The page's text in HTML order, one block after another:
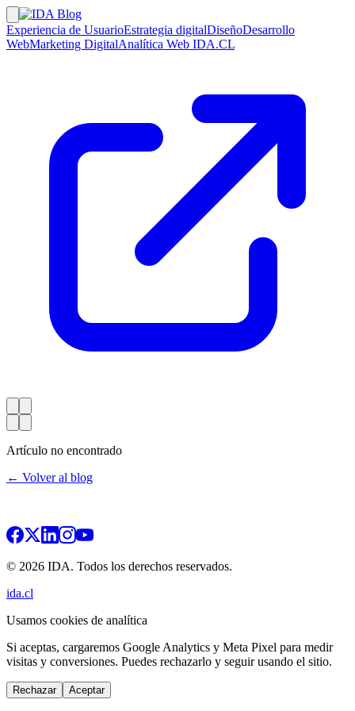
Experiencia de UsuarioEstrategia digitalDiseñoDesarrollo
WebMarketing DigitalAnalítica Web IDA.CL
Artículo no encontrado
← Volver al blog
© 2026 IDA. Todos los derechos reservados.
ida.cl
Usamos cookies de analítica
Si aceptas, cargaremos Google Analytics y Meta Pixel para medir
visitas y conversiones. Puedes rechazarlo y seguir usando el sitio.
Rechazar Aceptar